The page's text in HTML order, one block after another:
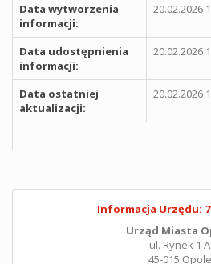
Data wytworzenia
informacji:
20.02.2026
Data udostępnienia
informacji:
20.02.2026
Data ostatniej
aktualizacji:
20.02.2026
Informacja Urzędu:
Urząd Miasta
ul. Rynek 1 A
45-015 Opole